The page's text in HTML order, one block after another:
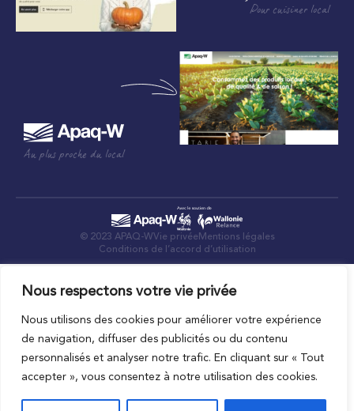
Nous respectons votre vie privée
Nous utilisons des cookies pour améliorer votre expérience
de navigation, diffuser des publicités ou du contenu
personnalisés et analyser notre trafic. En cliquant sur « Tout
accepter », vous consentez à notre utilisation des cookies.
Pour cuisiner local
Au plus proche du local
© 2023 APAQ-WVie privée Mentions légales
Conditions de l’accord d’utilisation